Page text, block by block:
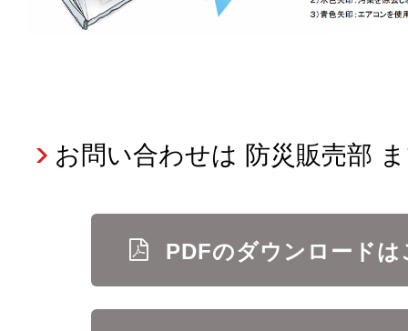
お問い合わせは 防災販売部
PDFのダウンロードは